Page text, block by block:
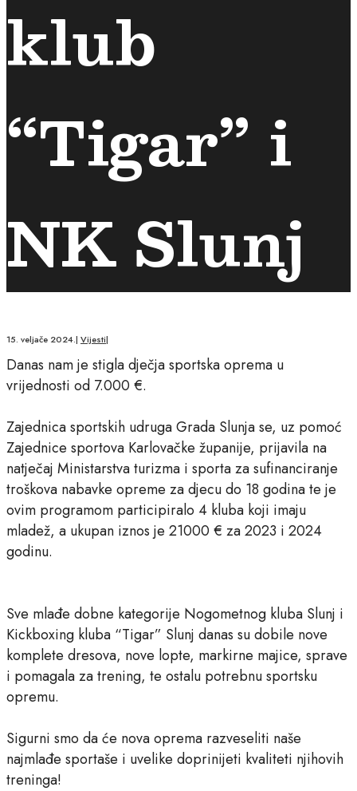
klub
“Tigar” i
NK Slunj
15. veljače 2024.| Vijesti|
Danas nam je stigla dječja sportska oprema u
vrijednosti od 7.000 €.
Zajednica sportskih udruga Grada Slunja se, uz pomoć
Zajednice sportova Karlovačke županije, prijavila na
natječaj Ministarstva turizma i sporta za sufinanciranje
troškova nabavke opreme za djecu do 18 godina te je
ovim programom participiralo 4 kluba koji imaju
mladež, a ukupan iznos je 21000 € za 2023 i 2024
godinu.
Sve mlađe dobne kategorije Nogometnog kluba Slunj i
Kickboxing kluba “Tigar” Slunj danas su dobile nove
komplete dresova, nove lopte, markirne majice, sprave
i pomagala za trening, te ostalu potrebnu sportsku
opremu.
Sigurni smo da će nova oprema razveseliti naše
najmlađe sportaše i uvelike doprinijeti kvaliteti njihovih
treninga!